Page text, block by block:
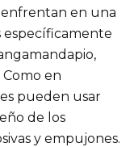
enfrentan en una
específicamente
Como en
pueden usar
de los
y empujones.